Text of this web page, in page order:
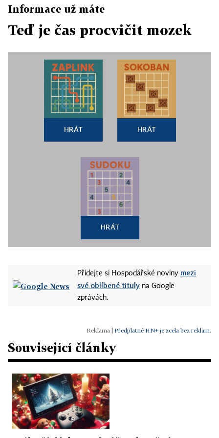
Informace už máte
Teď je čas procvičit mozek
HRÁT HRÁT
HRÁT
Přidejte si Hospodářské noviny mezi
své oblíbené tituly na Google
zprávách.
Předplatné HN+ je zcela bez reklam.
Související články